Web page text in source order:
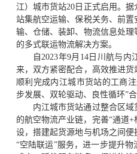
江）城市货站20日正式启用。
站集航空运输、保税关务、前
输、仓储、装卸、物流信息处
的多式联运物流解决方案。
自2023年9月14日川航与内
来，双方紧密配合，高效推进货
顺利完成内江城市货站的工商
步发展、双轮驱动、良性循环”
内江城市货站通过整合区
的航空物流产业链，完善“通道+
设，搭建起货源地与机场之间
“空陆联运”服务，进一步提升